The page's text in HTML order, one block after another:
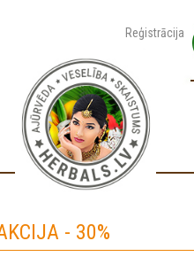
Reģistrācija
- 30%